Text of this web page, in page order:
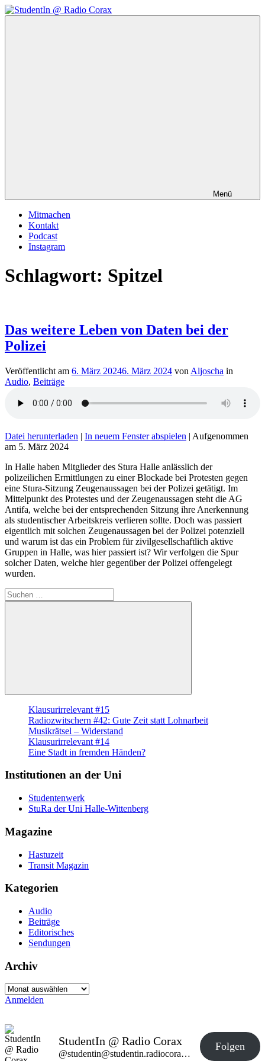
Zum
Inhalt
Menü
Mitmachen
Kontakt
Podcast
Instagram
Schlagwort: Spitzel
Das weitere Leben von Daten bei der
Polizei
Veröffentlicht am 6. März 20246. März 2024 von Aljoscha in
Audio, Beiträge
Datei herunterladen | In neuem Fenster abspielen | Aufgenommen
am 5. März 2024
In Halle haben Mitglieder des Stura Halle anlässlich der
polizeilichen Ermittlungen zu einer Blockade bei Protesten gegen
eine Stura-Sitzung Zeugenaussagen bei der Polizei getätigt. Im
Mittelpunkt des Protestes und der Zeugenaussagen steht die AG
Antifa, welche bei der entsprechenden Sitzung ihre Anerkennung
als studentischer Arbeitskreis verlieren sollte. Doch was passiert
eigentlich mit solchen Zeugenaussagen bei der Polizei potenziell
und warum ist das ein Problem für zivilgesellschaftlich aktive
Gruppen in Halle, was hier passiert ist? Wir verfolgen die Spur
solcher Daten, welche hier gegenüber der Polizei offengelegt
wurden.
Suche
nach:
Suchen
Klausurirrelevant #15
Radiozwitschern #42: Gute Zeit statt Lohnarbeit
Musikrätsel – Widerstand
Klausurirrelevant #14
Eine Stadt in fremden Händen?
Institutionen an der Uni
Studentenwerk
StuRa der Uni Halle-Wittenberg
Magazine
Hastuzeit
Transit Magazin
Kategorien
Audio
Beiträge
Editorisches
Sendungen
Archiv
Archiv
Anmelden
StudentIn @ Radio Corax
@studentin@studentin.radiocorax.de
Folgen